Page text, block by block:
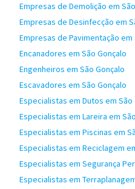
Empresas de Demolição em
Empresas de Desinfecção em
Empresas de Pavimentação em
Encanadores em São Gonçalo
Engenheiros em São Gonçalo
Escavadores em São Gonçalo
Especialistas em Dutos em São
Especialistas em Lareira em
Especialistas em Piscinas em
Especialistas em Reciclagem
Especialistas em Segurança
Especialistas em